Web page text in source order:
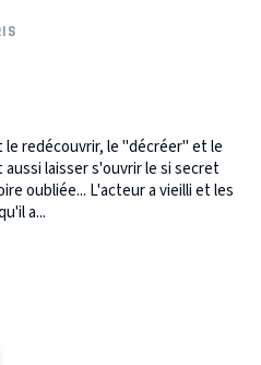
redécouvrir, le "décréer" et le
laisser s'ouvrir le si secret
oubliée... L'acteur a vieilli et les
a...